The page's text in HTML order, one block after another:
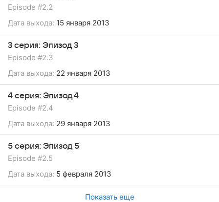
Episode #2.2
Дата выхода: 15 января 2013
3 серия: Эпизод 3
Episode #2.3
Дата выхода: 22 января 2013
4 серия: Эпизод 4
Episode #2.4
Дата выхода: 29 января 2013
5 серия: Эпизод 5
Episode #2.5
Дата выхода: 5 февраля 2013
Показать еще